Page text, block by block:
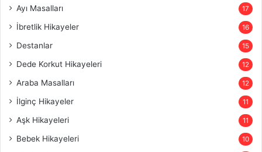
Ayı Masalları 17
İbretlik Hikayeler 16
Destanlar 15
Dede Korkut Hikayeleri 12
Araba Masalları 12
İlginç Hikayeler 11
Aşk Hikayeleri 11
Bebek Hikayeleri 10